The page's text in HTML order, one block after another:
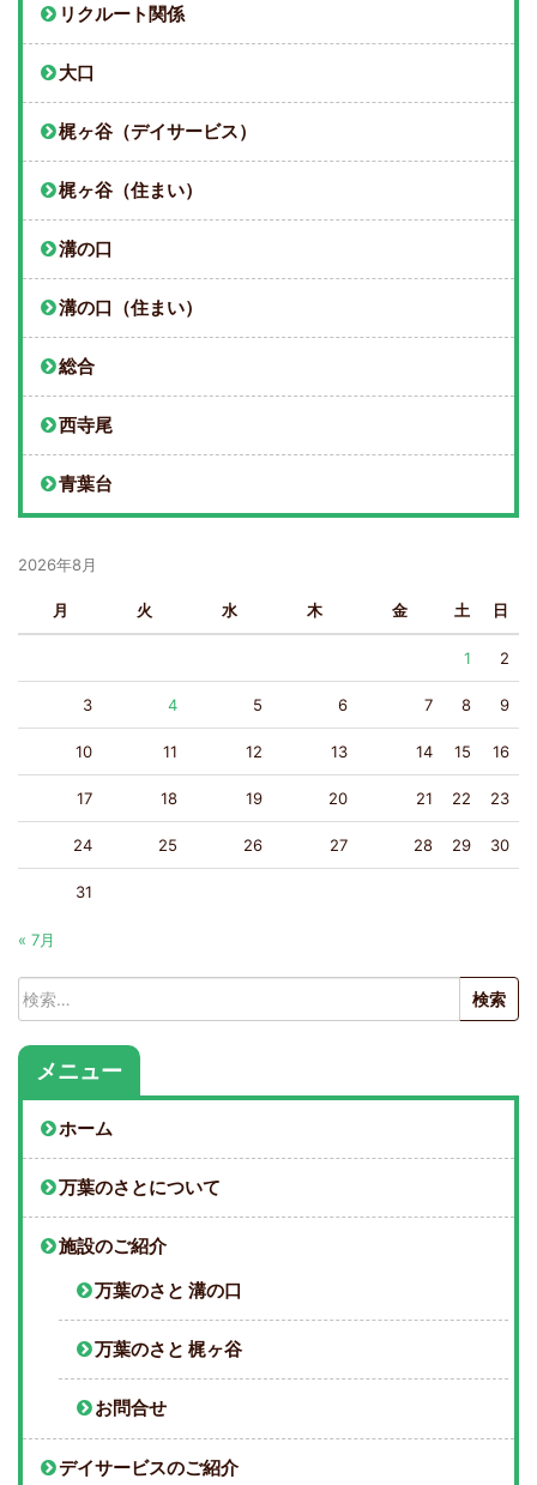
リクルート関係
大口
梶ヶ谷（デイサービス）
梶ヶ谷（住まい）
溝の口
溝の口（住まい）
総合
西寺尾
青葉台
2026年8月
月 火 水 木 金 土 日
1 2
3 4 5 6 7 8 9
10 11 12 13 14 15 16
17 18 19 20 21 22 23
24 25 26 27 28 29 30
31
« 7月
検
索:
メニュー
ホーム
万葉のさとについて
施設のご紹介
万葉のさと 溝の口
万葉のさと 梶ヶ谷
お問合せ
デイサービスのご紹介